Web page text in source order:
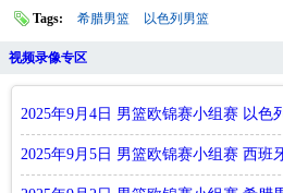
Tags: 希腊男篮 以色列男篮
视频录像专区
2025年9月4日 男篮欧锦赛小组赛 以色
全场录像回放
2025年9月5日 男篮欧锦赛小组赛 西班